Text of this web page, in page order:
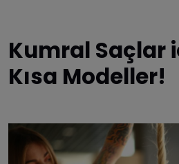
Kumral Saçlar
Kısa Modeller!